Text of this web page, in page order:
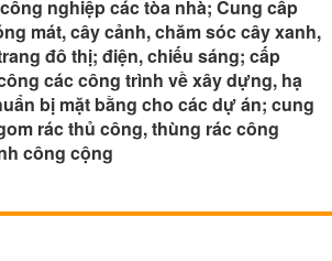
nghiệp các tòa nhà; Cung cấp
mát, cây cảnh, chăm sóc cây xanh,
đô thị; điện, chiếu sáng; cấp
các công trình về xây dựng, hạ
bị mặt bằng cho các dự án; cung
rác thủ công, thùng rác công
công cộng